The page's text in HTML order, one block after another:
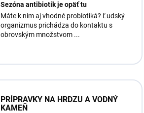
Sezóna antibiotík je opäť tu
Máte k nim aj vhodné probiotiká? Ľudský
organizmus prichádza do kontaktu s
obrovským množstvom ...
PRÍPRAVKY NA HRDZU A VODNÝ
KAMEŇ